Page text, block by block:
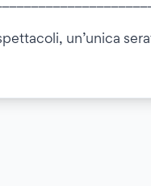
un’unica